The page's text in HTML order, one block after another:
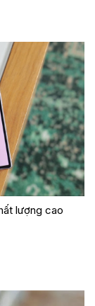
lượng cao